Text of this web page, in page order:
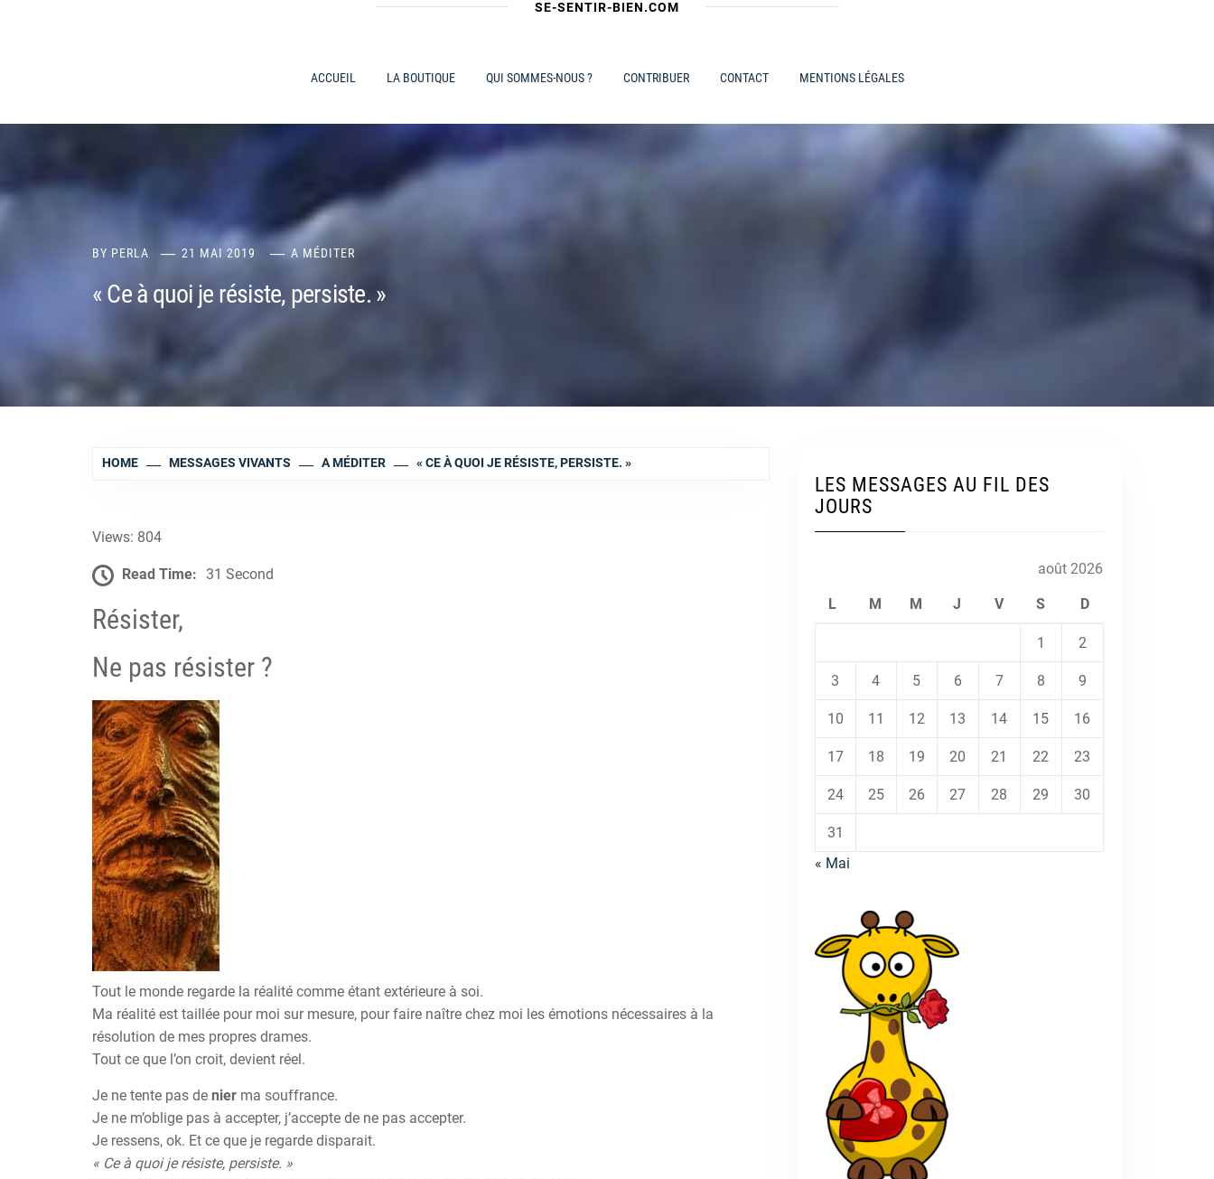
SE-SENTIR-BIEN.COM
ACCUEIL LA BOUTIQUE QUI SOMMES-NOUS ? CONTRIBUER CONTACT MENTIONS LÉGALES
BY PERLA 21 MAI 2019 A MÉDITER
« Ce à quoi je résiste, persiste. »
HOME MESSAGES VIVANTS A MÉDITER « CE À QUOI JE RÉSISTE, PERSISTE. »
Views: 804
Read Time: 31 Second
Résister,
Ne pas résister ?
Tout le monde regarde la réalité comme étant extérieure à soi.
Ma réalité est taillée pour moi sur mesure, pour faire naître chez moi les émotions nécessaires à la
résolution de mes propres drames.
Tout ce que l’on croit, devient réel.
Je ne tente pas de nier ma souffrance.
Je ne m’oblige pas à accepter, j’accepte de ne pas accepter.
Je ressens, ok. Et ce que je regarde disparait.
« Ce à quoi je résiste, persiste. »
LES MESSAGES AU FIL DES
JOURS
août 2026
L M M J V S D
1 2
3 4 5 6 7 8 9
10 11 12 13 14 15 16
17 18 19 20 21 22 23
24 25 26 27 28 29 30
31
« Mai